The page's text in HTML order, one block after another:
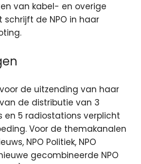
van kabel- en overige
schrijft de NPO in haar
de uitzending van haar
de distributie van 3
en 5 radiostations verplicht
Voor de themakanalen
NPO Politiek, NPO
gecombineerde NPO